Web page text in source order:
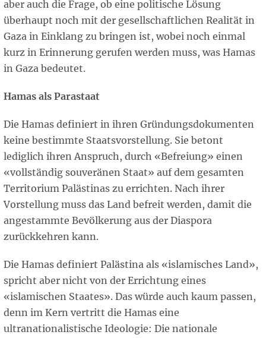
aber auch die Frage, ob eine politische Lösung
überhaupt noch mit der gesellschaftlichen Realität in
Gaza in Einklang zu bringen ist, wobei noch einmal
kurz in Erinnerung gerufen werden muss, was Hamas
in Gaza bedeutet.
Hamas als Parastaat
Die Hamas definiert in ihren Gründungsdokumenten
keine bestimmte Staatsvorstellung. Sie betont
lediglich ihren Anspruch, durch «Befreiung» einen
«vollständig souveränen Staat» auf dem gesamten
Territorium Palästinas zu errichten. Nach ihrer
Vorstellung muss das Land befreit werden, damit die
angestammte Bevölkerung aus der Diaspora
zurückkehren kann.
Die Hamas definiert Palästina als «islamisches Land»,
spricht aber nicht von der Errichtung eines
«islamischen Staates». Das würde auch kaum passen,
denn im Kern vertritt die Hamas eine
ultranationalistische Ideologie: Die nationale